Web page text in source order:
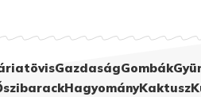
GazdaságGombák
HagyományKaktusz